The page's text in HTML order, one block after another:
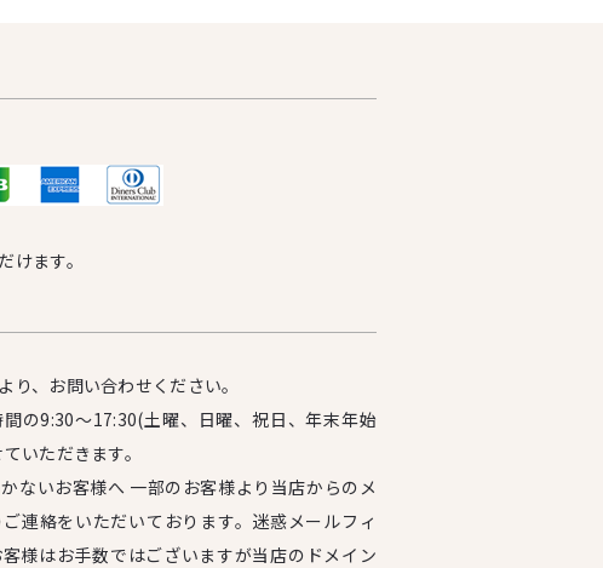
けます。
り、お問い合わせください。
の9:30～17:30(土曜、日曜、祝日、年末年始
いただきます。
ないお客様へ 一部のお客様より当店からのメ
連絡をいただいております。迷惑メールフィ
様はお手数ではございますが当店のドメイン